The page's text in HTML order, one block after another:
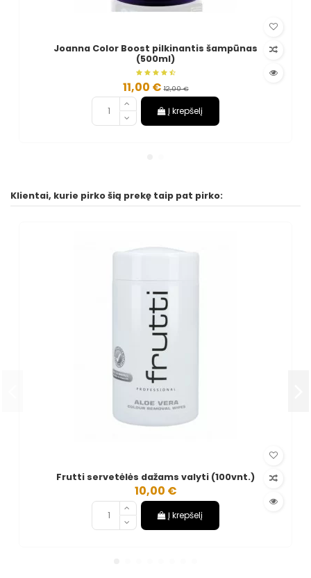
Joanna Color Boost pilkinantis šampūnas
(500ml)
11,00 €12,00 €
Į krepšelį
Klientai, kurie pirko šią prekę taip pat pirko:
Frutti servetėlės dažams valyti (100vnt.)
10,00 €
Į krepšelį